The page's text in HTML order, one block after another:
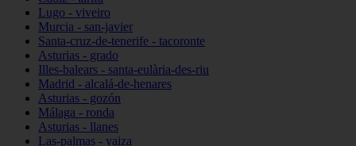
Lugo - viveiro
Murcia - san-javier
Santa-cruz-de-tenerife - tacoronte
Asturias - grado
Illes-balears - santa-eulària-des-riu
Madrid - alcalá-de-henares
Asturias - gozón
Málaga - ronda
Asturias - llanes
Las-palmas - yaiza